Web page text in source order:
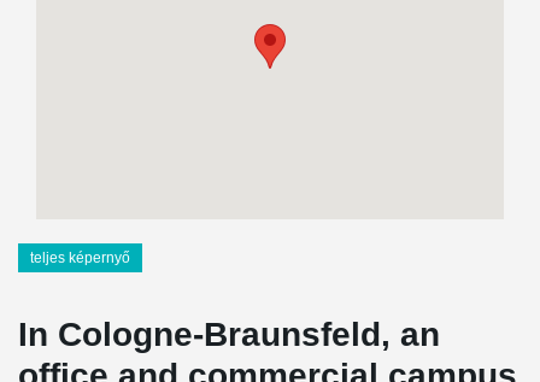
teljes képernyő
In Cologne-Braunsfeld, an